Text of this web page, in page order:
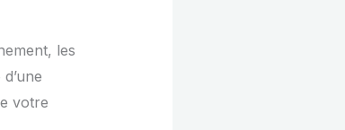
les
votre